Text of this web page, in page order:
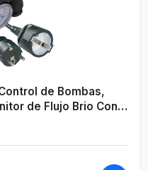
de Bombas,
de Flujo Brio Con
Sumergibles y